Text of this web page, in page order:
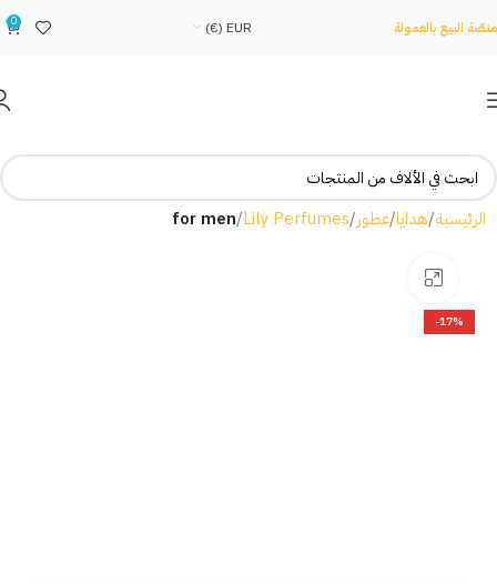
منصّة البيع بالعمولة EUR (€)
0
الرئيسية هدايا عطور Lily Perfumes
for men
-17%